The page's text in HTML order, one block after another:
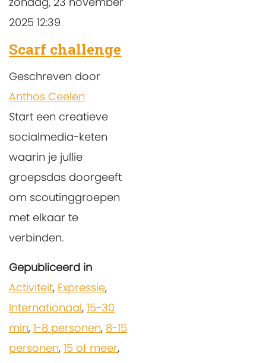
2025 12:39
Scarf challenge
Geschreven door
Anthos Ceelen
Start een creatieve
socialmedia-keten
waarin je jullie
groepsdas doorgeeft
om scoutinggroepen
met elkaar te
verbinden.
Gepubliceerd in
Activiteit, Expressie,
Internationaal, 15-30
min, 1-8 personen, 8-15
personen, 15 of meer,